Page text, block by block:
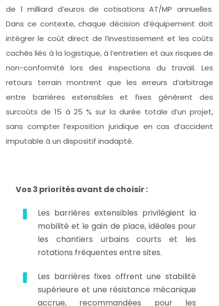
de 1 milliard d’euros de cotisations AT/MP annuelles.
Dans ce contexte, chaque décision d’équipement doit
intégrer le coût direct de l’investissement et les coûts
cachés liés à la logistique, à l’entretien et aux risques de
non-conformité lors des inspections du travail. Les
retours terrain montrent que les erreurs d’arbitrage
entre barrières extensibles et fixes génèrent des
surcoûts de 15 à 25 % sur la durée totale d’un projet,
sans compter l’exposition juridique en cas d’accident
imputable à un dispositif inadapté.
Vos 3 priorités avant de choisir :
Les barrières extensibles privilégient la
mobilité et le gain de place, idéales pour
les chantiers urbains courts et les
rotations fréquentes entre sites.
Les barrières fixes offrent une stabilité
supérieure et une résistance mécanique
accrue, recommandées pour les